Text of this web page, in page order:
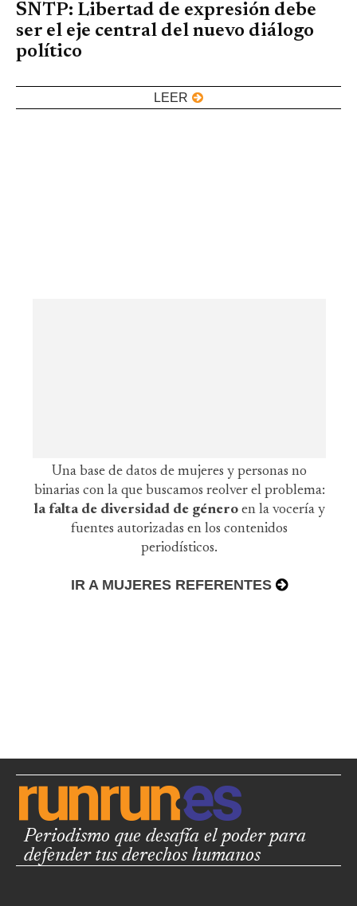
SNTP: Libertad de expresión debe
ser el eje central del nuevo diálogo
político
LEER
Una base de datos de mujeres y personas no
binarias con la que buscamos reolver el problema:
la falta de diversidad de género en la vocería y
fuentes autorizadas en los contenidos
periodísticos.
IR A MUJERES REFERENTES
Periodismo que desafía el poder para
defender tus derechos humanos